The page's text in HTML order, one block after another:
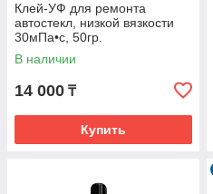
Клей-УФ для ремонта
автостекл, низкой вязкости
30мПа•с, 50гр.
В наличии
14 000 ₸
Купить